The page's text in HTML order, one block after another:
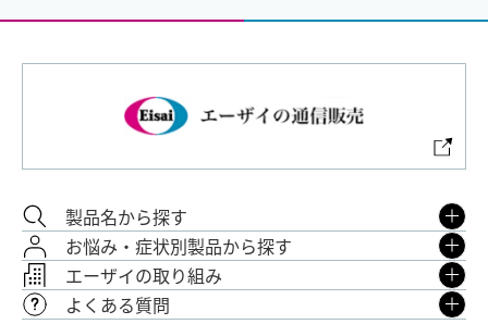
製品名から探す
お悩み・症状別製品から探す
エーザイの取り組み
よくある質問